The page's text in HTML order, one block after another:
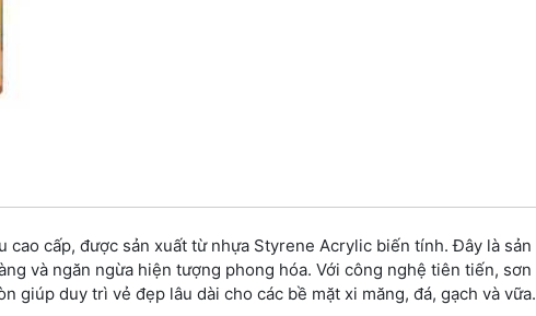
cấp, được sản xuất từ nhựa Styrene Acrylic biến tính. Đây là sản
và ngăn ngừa hiện tượng phong hóa. Với công nghệ tiên tiến, sơn
giúp duy trì vẻ đẹp lâu dài cho các bề mặt xi măng, đá, gạch và vữa.